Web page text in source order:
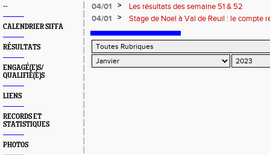
--
CALENDRIER SIFFA
RÉSULTATS
ENGAGÉ(E)S/
QUALIFIÉ(E)S
LIENS
RECORDS ET
STATISTIQUES
PHOTOS
04/01
>
Les résultats des semaine 51 & 52
04/01
> Stage de Noel à Val de Reuil : le compte